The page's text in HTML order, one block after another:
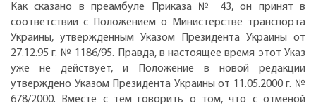
Как сказано в преамбуле Приказа № 43, он принят в
соответствии с Положением о Министерстве транспорта
Украины, утвержденным Указом Президента Украины от
27.12.95 г. № 1186/95. Правда, в настоящее время этот Указ
уже не действует, и Положение в новой редакции
утверждено Указом Президента Украины от 11.05.2000 г. №
678/2000. Вместе с тем говорить о том, что с отменой